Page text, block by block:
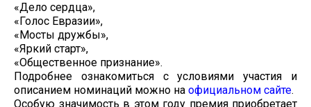
«Дело сердца»,
«Голос Евразии»,
«Мосты дружбы»,
«Яркий старт»,
«Общественное признание».
Подробнее ознакомиться с условиями участия и
описанием номинаций можно на официальном сайте.
Особую значимость в этом году премия приобретает